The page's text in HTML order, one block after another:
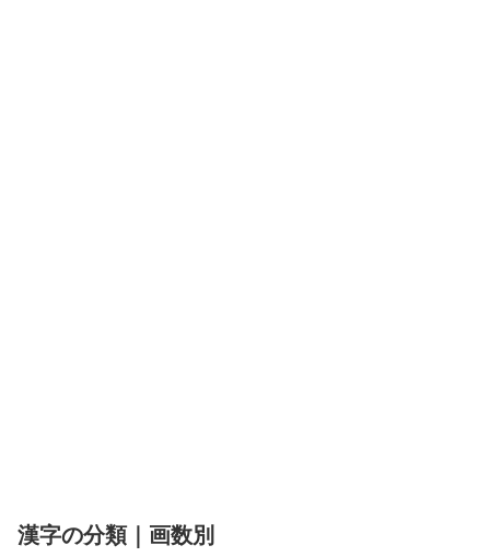
漢字の分類｜画数別